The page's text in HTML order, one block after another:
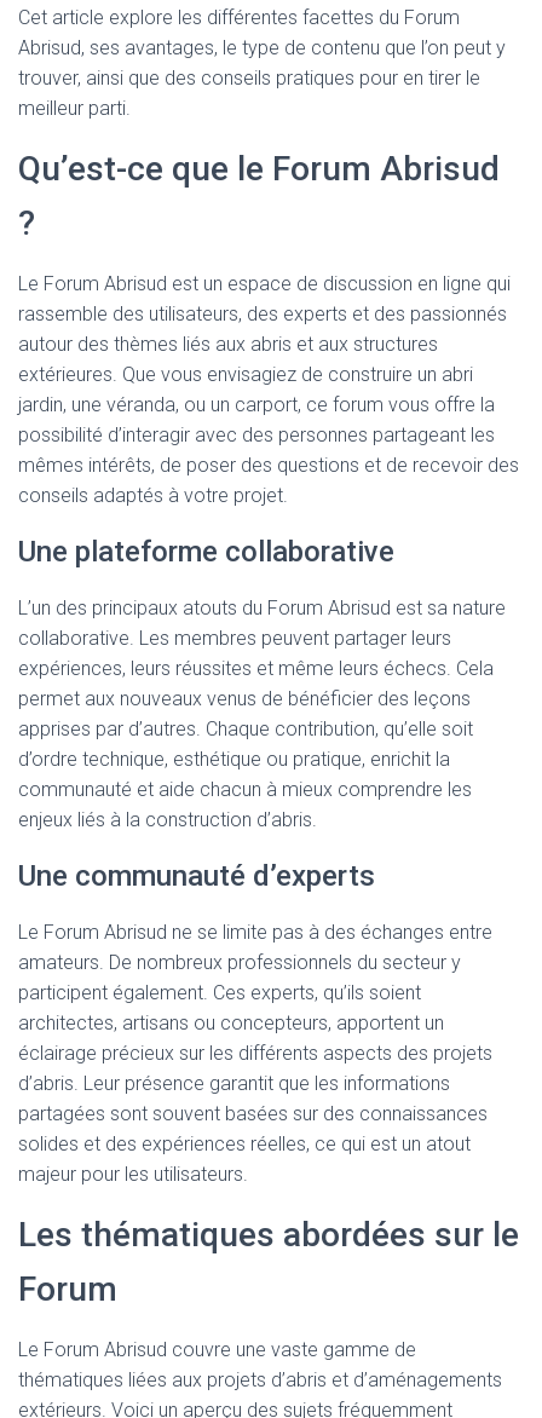
Cet article explore les différentes facettes du Forum
Abrisud, ses avantages, le type de contenu que l’on peut y
trouver, ainsi que des conseils pratiques pour en tirer le
meilleur parti.
Qu’est-ce que le Forum Abrisud
?
Le Forum Abrisud est un espace de discussion en ligne qui
rassemble des utilisateurs, des experts et des passionnés
autour des thèmes liés aux abris et aux structures
extérieures. Que vous envisagiez de construire un abri
jardin, une véranda, ou un carport, ce forum vous offre la
possibilité d’interagir avec des personnes partageant les
mêmes intérêts, de poser des questions et de recevoir des
conseils adaptés à votre projet.
Une plateforme collaborative
L’un des principaux atouts du Forum Abrisud est sa nature
collaborative. Les membres peuvent partager leurs
expériences, leurs réussites et même leurs échecs. Cela
permet aux nouveaux venus de bénéficier des leçons
apprises par d’autres. Chaque contribution, qu’elle soit
d’ordre technique, esthétique ou pratique, enrichit la
communauté et aide chacun à mieux comprendre les
enjeux liés à la construction d’abris.
Une communauté d’experts
Le Forum Abrisud ne se limite pas à des échanges entre
amateurs. De nombreux professionnels du secteur y
participent également. Ces experts, qu’ils soient
architectes, artisans ou concepteurs, apportent un
éclairage précieux sur les différents aspects des projets
d’abris. Leur présence garantit que les informations
partagées sont souvent basées sur des connaissances
solides et des expériences réelles, ce qui est un atout
majeur pour les utilisateurs.
Les thématiques abordées sur le
Forum
Le Forum Abrisud couvre une vaste gamme de
thématiques liées aux projets d’abris et d’aménagements
extérieurs. Voici un aperçu des sujets fréquemment